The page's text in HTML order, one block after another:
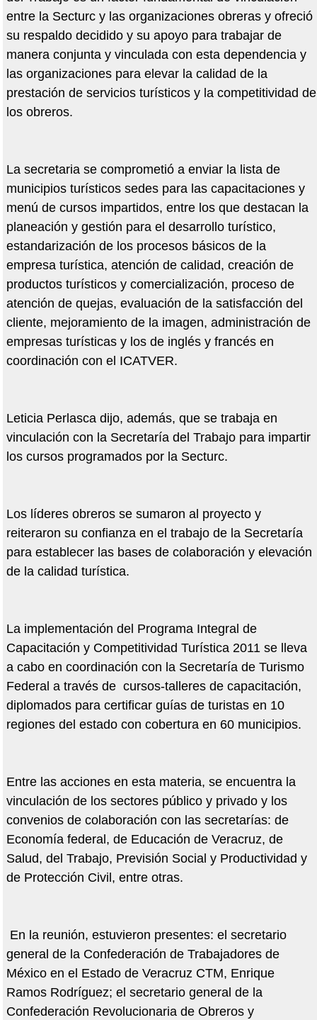
entre la Secturc y las organizaciones obreras y ofreció
su respaldo decidido y su apoyo para trabajar de
manera conjunta y vinculada con esta dependencia y
las organizaciones para elevar la calidad de la
prestación de servicios turísticos y la competitividad de
los obreros.
La secretaria se comprometió a enviar la lista de
municipios turísticos sedes para las capacitaciones y
menú de cursos impartidos, entre los que destacan la
planeación y gestión para el desarrollo turístico,
estandarización de los procesos básicos de la
empresa turística, atención de calidad, creación de
productos turísticos y comercialización, proceso de
atención de quejas, evaluación de la satisfacción del
cliente, mejoramiento de la imagen, administración de
empresas turísticas y los de inglés y francés en
coordinación con el ICATVER.
Leticia Perlasca dijo, además, que se trabaja en
vinculación con la Secretaría del Trabajo para impartir
los cursos programados por la Secturc.
Los líderes obreros se sumaron al proyecto y
reiteraron su confianza en el trabajo de la Secretaría
para establecer las bases de colaboración y elevación
de la calidad turística.
La implementación del Programa Integral de
Capacitación y Competitividad Turística 2011 se lleva
a cabo en coordinación con la Secretaría de Turismo
Federal a través de cursos-talleres de capacitación,
diplomados para certificar guías de turistas en 10
regiones del estado con cobertura en 60 municipios.
Entre las acciones en esta materia, se encuentra la
vinculación de los sectores público y privado y los
convenios de colaboración con las secretarías: de
Economía federal, de Educación de Veracruz, de
Salud, del Trabajo, Previsión Social y Productividad y
de Protección Civil, entre otras.
En la reunión, estuvieron presentes: el secretario
general de la Confederación de Trabajadores de
México en el Estado de Veracruz CTM, Enrique
Ramos Rodríguez; el secretario general de la
Confederación Revolucionaria de Obreros y